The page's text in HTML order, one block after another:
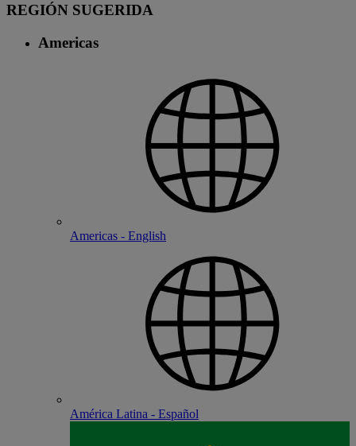
REGIÓN SUGERIDA
Americas
Americas - English
América Latina - Español